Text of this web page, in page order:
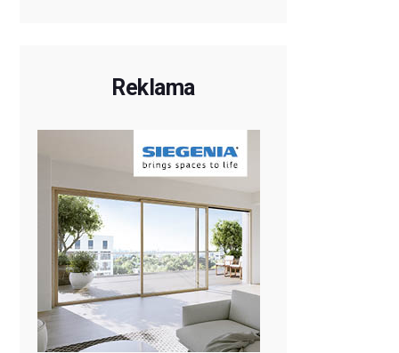
Reklama